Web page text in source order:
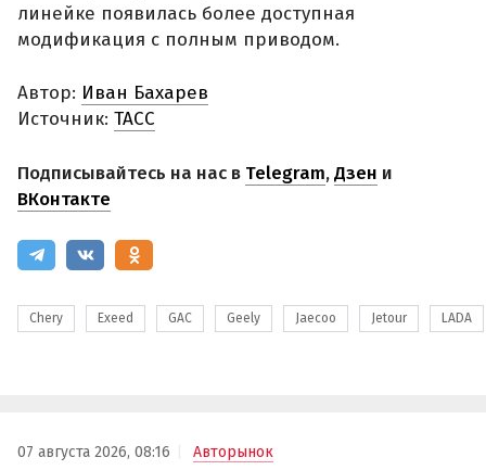
линейке появилась более доступная
модификация с полным приводом.
Автор: Иван Бахарев
Источник: ТАСС
Подписывайтесь на нас в Telegram,Дзен и
ВКонтакте
Chery Exeed GAC Geely Jaecoo Jetour LADA
07 августа 2026, 08:16 Авторынок